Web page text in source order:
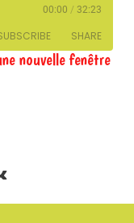
00:00 / 32:23
SHARE
nouvelle fenêtre